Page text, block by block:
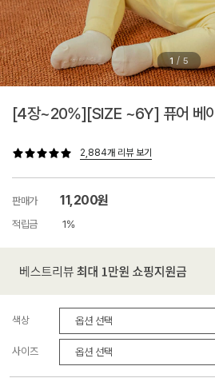
1 / 5
[4장~20%][SIZE ~6Y] 퓨어 베
2,884개 리뷰 보기
판매가 11,200원
적립금 1%
색상
사이즈